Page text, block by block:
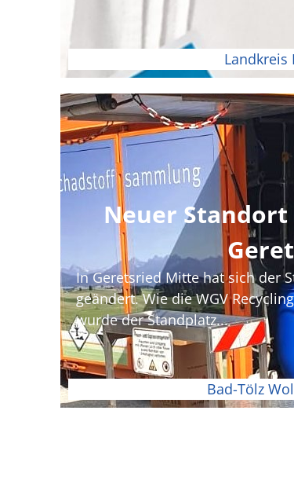
Landkreis
Neuer
In Geretsried Mitte hat sich der
geändert. Wie die WGV
wurde der Standplatz...
Bad-Tölz